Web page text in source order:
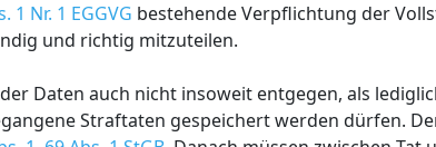
1 Nr. 1 EGGVG bestehende Verpflichtung der
und richtig mitzuteilen.
Daten auch nicht insoweit entgegen, als
Straftaten gespeichert werden dürfen.